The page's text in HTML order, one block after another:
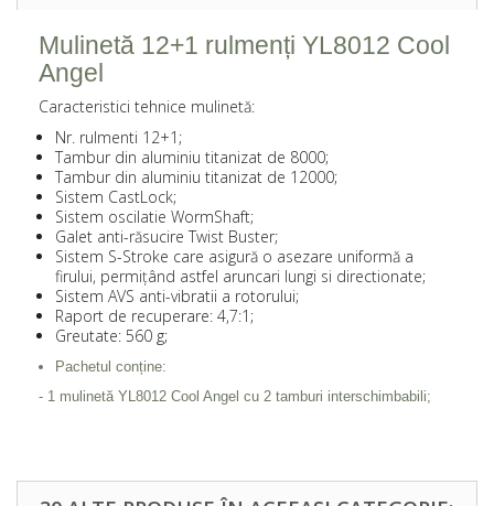
Mulinetă 12+1 rulmenți YL8012 Cool
Angel
Caracteristici tehnice mulinetă:
Nr. rulmenti 12+1;
Tambur din aluminiu titanizat de 8000;
Tambur din aluminiu titanizat de 12000;
Sistem CastLock;
Sistem oscilatie WormShaft;
Galet anti-răsucire Twist Buster;
Sistem S-Stroke care asigură o asezare uniformă a
firului, permițând astfel aruncari lungi si directionate;
Sistem AVS anti-vibratii a rotorului;
Raport de recuperare: 4,7:1;
Greutate: 560 g;
Pachetul conține:
- 1 mulinetă YL8012 Cool Angel cu 2 tamburi interschimbabili;